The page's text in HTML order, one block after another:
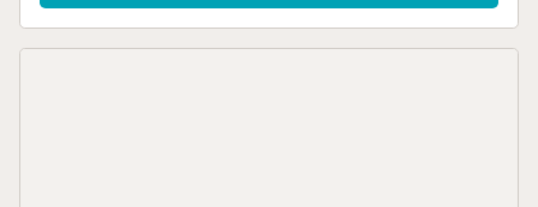
Badezimmer : 1...